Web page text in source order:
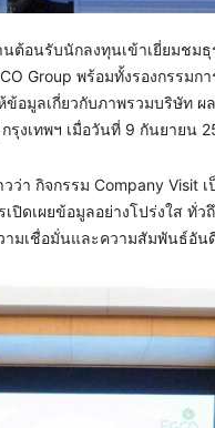
นต้อนรับนักลงทุนเข้าเยี่ยมชม
Group พร้อมทั้งรองกรรม
อมูลเกี่ยวกับภาพรวมบริษัท
งเทพฯ เมื่อวันที่ 9 กันยายน
วว่า กิจกรรม Company Visit
ปิดเผยข้อมูลอย่างโปร่งใส ทั่
มเชื่อมั่นและความสัมพันธ์อัน